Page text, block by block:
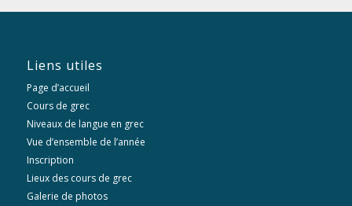
Liens utiles
Page d’accueil
Cours de grec
Niveaux de langue en grec
Vue d’ensemble de l’année
Inscription
Lieux des cours de grec
Galerie de photos